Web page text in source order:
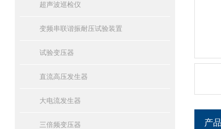
超声波巡检仪
变频串联谐振耐压试验装置
试验变压器
直流高压发生器
大电流发生器
三倍频变压器 产